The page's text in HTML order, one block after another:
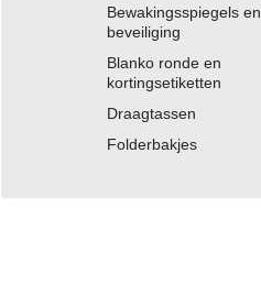
Bewakingsspiegels en
beveiliging
Blanko ronde en
kortingsetiketten
Draagtassen
Folderbakjes